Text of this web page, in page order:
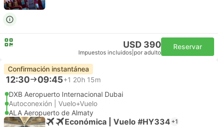
USD 390
Impuestos incluidos por adulto
Reservar
Confirmación instantánea
12:30 09:45+1 20h 15m
DXB Aeropuerto Internacional Dubai
Autoconexión | Vuelo+Vuelo
ALA Aeropuerto de Almaty
Económica | Vuelo #HY334 +1